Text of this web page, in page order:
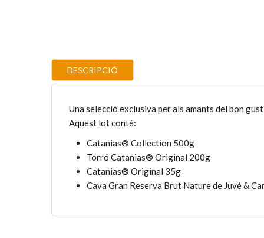
DESCRIPCIÓ
Una selecció exclusiva per als amants del bon
Aquest lot conté:
Catanias® Collection 500g
Torró Catanias® Original 200g
Catanias® Original 35g
Cava Gran Reserva Brut Nature de Juvé &